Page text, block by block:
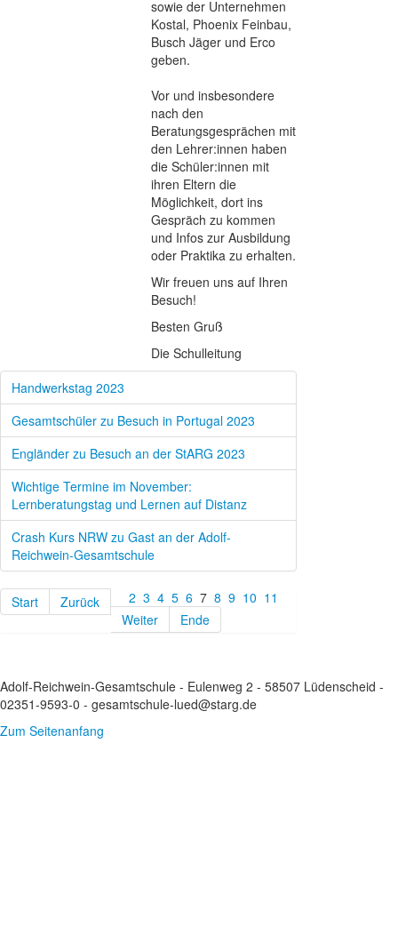
sowie der Unternehmen
Kostal, Phoenix Feinbau,
Busch Jäger und Erco
geben.
Vor und insbesondere
nach den
Beratungsgesprächen mit
den Lehrer:innen haben
die Schüler:innen mit
ihren Eltern die
Möglichkeit, dort ins
Gespräch zu kommen
und Infos zur Ausbildung
oder Praktika zu erhalten.
Wir freuen uns auf Ihren
Besuch!
Besten Gruß
Die Schulleitung
Handwerkstag 2023
Gesamtschüler zu Besuch in Portugal 2023
Engländer zu Besuch an der StARG 2023
Wichtige Termine im November:
Lernberatungstag und Lernen auf Distanz
Crash Kurs NRW zu Gast an der Adolf-
Reichwein-Gesamtschule
Start Zurück 2 3 4 5 6 7 8 9 10 11
Weiter
Ende
Adolf-Reichwein-Gesamtschule - Eulenweg 2 - 58507 Lüdenscheid -
02351-9593-0 - gesamtschule-lued@starg.de
Zum Seitenanfang